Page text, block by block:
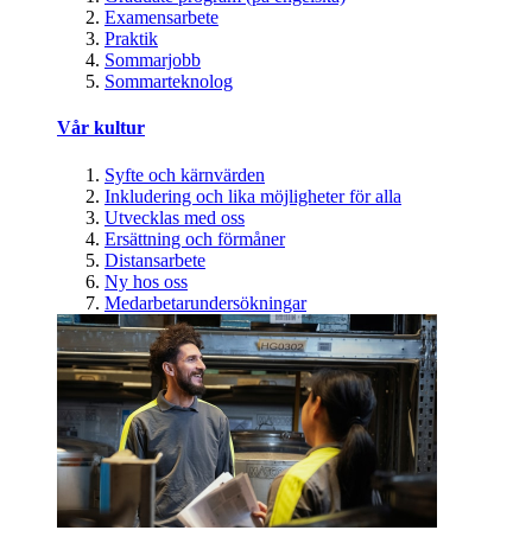
Examensarbete
Praktik
Sommarjobb
Sommarteknolog
Vår kultur
Syfte och kärnvärden
Inkludering och lika möjligheter för alla
Utvecklas med oss
Ersättning och förmåner
Distansarbete
Ny hos oss
Medarbetarundersökningar